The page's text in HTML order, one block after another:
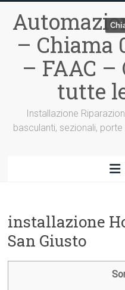
contenuto– Chiama
– FAAC –
tutte
Installazione
basculanti, sezionali,
installazione
San Giusto